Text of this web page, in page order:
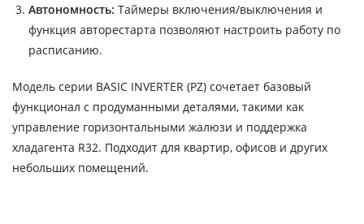
Автономность: Таймеры включения/выключения и
функция авторестарта позволяют настроить работу по
расписанию.
Модель серии BASIC INVERTER (PZ) сочетает базовый
функционал с продуманными деталями, такими как
управление горизонтальными жалюзи и поддержка
хладагента R32. Подходит для квартир, офисов и других
небольших помещений.